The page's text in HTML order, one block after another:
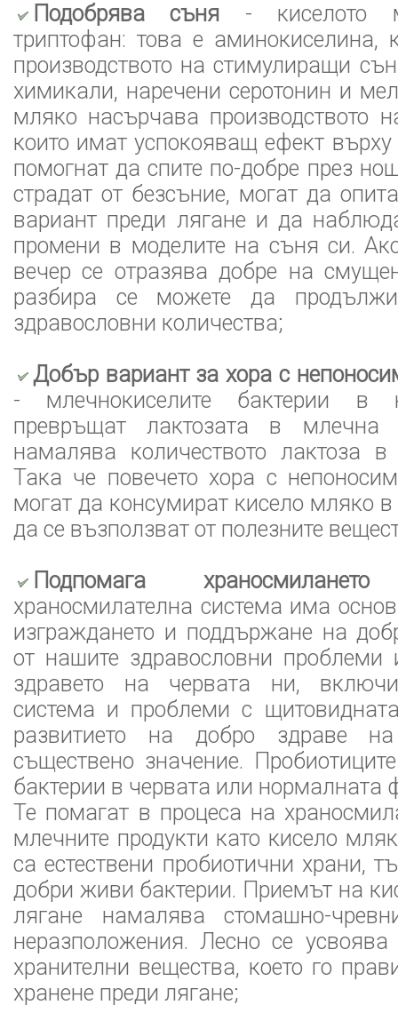
Подобрява съня - киселото
триптофан: това е аминокиселина,
производството на стимулиращи
химикали, наречени серотонин и
мляко насърчава производството
които имат успокояващ ефект
помогнат да спите по-добре през
страдат от безсъние, могат да
вариант преди лягане и да
промени в моделите на съня си.
вечер се отразява добре на
разбира се можете да
здравословни количества;
Добър вариант за хора с
- млечнокиселите бактерии в
превръщат лактозата в млечна
намалява количеството лактоза
Така че повечето хора с
могат да консумират кисело мляко
да се възползват от полезните
Подпомага храносмилането-
храносмилателна система има
изграждането и поддържане на
от нашите здравословни
здравето на червата ни,
система и проблеми с
развитието на добро здраве
съществено значение.
бактерии в червата или нормалната
Те помагат в процеса на
млечните продукти като кисело
са естествени пробиотични храни,
добри живи бактерии. Приемът на
лягане намалява стомашно-
неразположения. Лесно се
хранителни вещества, което го
хранене преди лягане;